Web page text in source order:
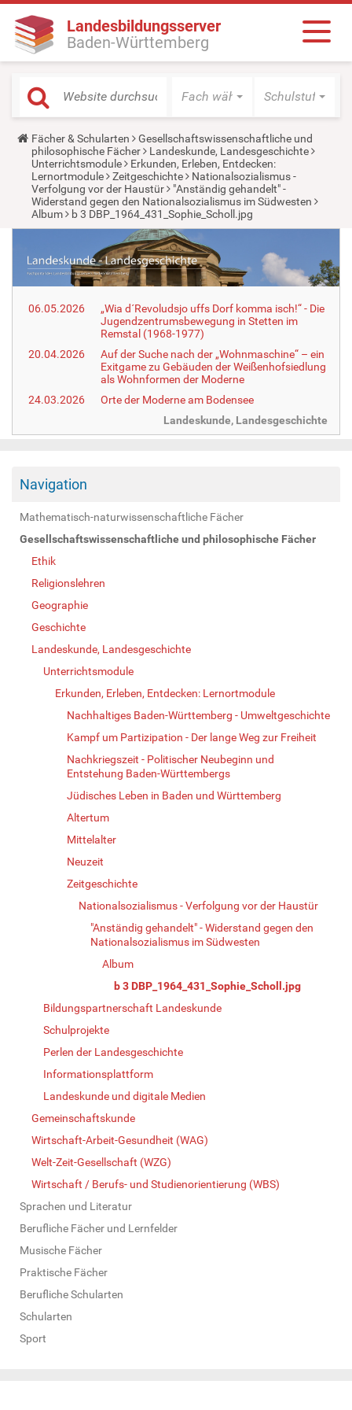
Landesbildungsserver
Baden-Württemberg
Fach wählen Schulstufe
Y
o
u
a
r
e
h
e
:
Fächer & Schularten
Gesellschaftswissenschaftliche und
philosophische Fächer
Landeskunde, Landesgeschichte
Unterrichtsmodule
Erkunden, Erleben, Entdecken:
Lernortmodule
Zeitgeschichte
Nationalsozialismus -
Verfolgung vor der Haustür
"Anständig gehandelt" -
Widerstand gegen den Nationalsozialismus im Südwesten
Album
b 3 DBP_1964_431_Sophie_Scholl.jpg
06.05.2026
„Wia d´Revoludsjo uffs Dorf komma isch!“ - Die
Jugendzentrumsbewegung in Stetten im
Remstal (1968-1977)
20.04.2026
Auf der Suche nach der „Wohnmaschine“ – ein
Exitgame zu Gebäuden der Weißenhofsiedlung
als Wohnformen der Moderne
24.03.2026
Orte der Moderne am Bodensee
Landeskunde, Landesgeschichte
Navigation
Mathematisch-naturwissenschaftliche Fächer
Gesellschaftswissenschaftliche und philosophische Fächer
Ethik
Religionslehren
Geographie
Geschichte
Landeskunde, Landesgeschichte
Unterrichtsmodule
Erkunden, Erleben, Entdecken: Lernortmodule
Nachhaltiges Baden-Württemberg - Umweltgeschichte
Kampf um Partizipation - Der lange Weg zur Freiheit
Nachkriegszeit - Politischer Neubeginn und
Entstehung Baden-Württembergs
Jüdisches Leben in Baden und Württemberg
Altertum
Mittelalter
Neuzeit
Zeitgeschichte
Nationalsozialismus - Verfolgung vor der Haustür
"Anständig gehandelt" - Widerstand gegen den
Nationalsozialismus im Südwesten
Album
b 3 DBP_1964_431_Sophie_Scholl.jpg
Bildungspartnerschaft Landeskunde
Schulprojekte
Perlen der Landesgeschichte
Informationsplattform
Landeskunde und digitale Medien
Gemeinschaftskunde
Wirtschaft-Arbeit-Gesundheit (WAG)
Welt-Zeit-Gesellschaft (WZG)
Wirtschaft / Berufs- und Studienorientierung (WBS)
Sprachen und Literatur
Berufliche Fächer und Lernfelder
Musische Fächer
Praktische Fächer
Berufliche Schularten
Schularten
Sport